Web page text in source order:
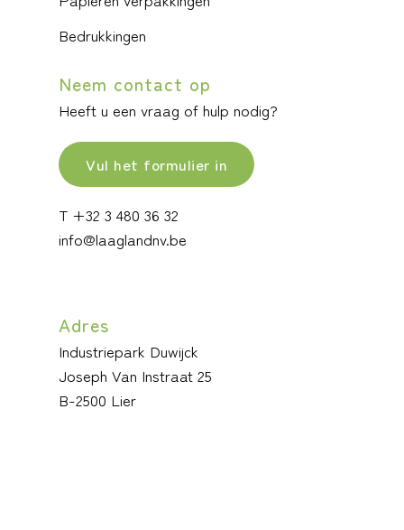
Bedrukkingen
Neem contact op
Heeft u een vraag of hulp nodig?
Vul het formulier in
T +32 3 480 36 32
info@laaglandnv.be
Adres
Industriepark Duwijck
Joseph Van Instraat 25
B-2500 Lier